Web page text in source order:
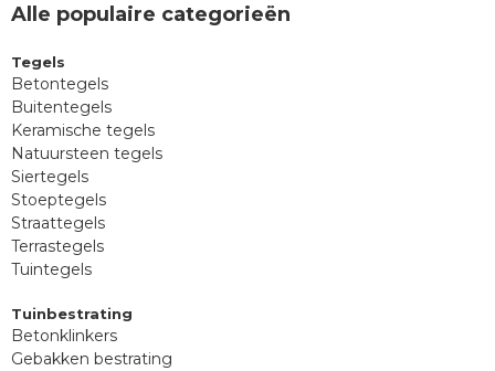
Alle populaire categorieën
Tegels
Betontegels
Buitentegels
Keramische tegels
Natuursteen tegels
Siertegels
Stoeptegels
Straattegels
Terrastegels
Tuintegels
Tuinbestrating
Betonklinkers
Gebakken bestrating